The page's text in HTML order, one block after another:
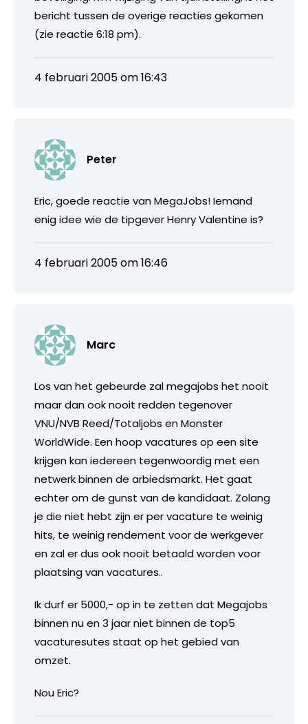
bericht tussen de overige reacties gekomen
(zie reactie 6:18 pm).
4 februari 2005 om 16:43
Peter
Eric, goede reactie van MegaJobs! Iemand
enig idee wie de tipgever Henry Valentine is?
4 februari 2005 om 16:46
Marc
Los van het gebeurde zal megajobs het nooit
maar dan ook nooit redden tegenover
VNU/NVB Reed/Totaljobs en Monster
WorldWide. Een hoop vacatures op een site
krijgen kan iedereen tegenwoordig met een
netwerk binnen de arbiedsmarkt. Het gaat
echter om de gunst van de kandidaat. Zolang
je die niet hebt zijn er per vacature te weinig
hits, te weinig rendement voor de werkgever
en zal er dus ook nooit betaald worden voor
plaatsing van vacatures..
Ik durf er 5000,- op in te zetten dat Megajobs
binnen nu en 3 jaar niet binnen de top5
vacaturesutes staat op het gebied van
omzet.
Nou Eric?